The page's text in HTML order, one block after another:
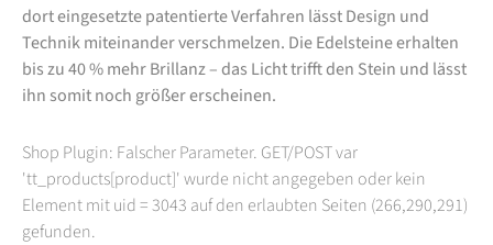
dort eingesetzte patentierte Verfahren lässt Design und
Technik miteinander verschmelzen. Die Edelsteine erhalten
bis zu 40 % mehr Brillanz – das Licht trifft den Stein und lässt
ihn somit noch größer erscheinen.
Shop Plugin: Falscher Parameter. GET/POST var
'tt_products[product]' wurde nicht angegeben oder kein
Element mit uid = 3043 auf den erlaubten Seiten (266,290,291)
gefunden.